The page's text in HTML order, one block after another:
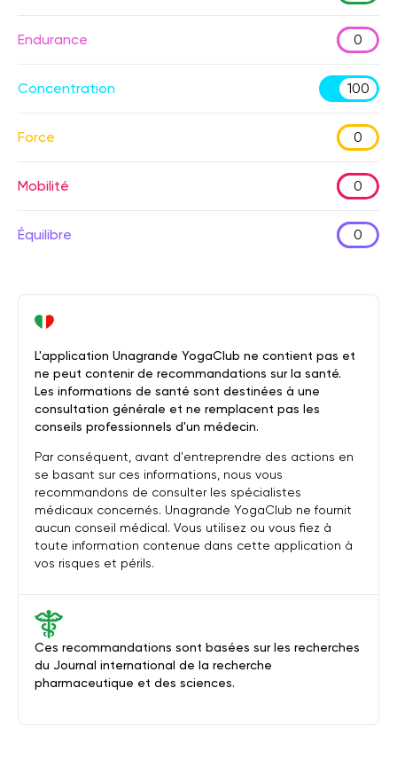
Endurance 0
Concentration 100
Force 0
Mobilité 0
Équilibre 0
Ces recommandations sont basées sur les recherches
du Journal international de la recherche
pharmaceutique et des sciences.
L'application Unagrande YogaClub ne contient pas et
ne peut contenir de recommandations sur la santé.
Les informations de santé sont destinées à une
consultation générale et ne remplacent pas les
conseils professionnels d'un médecin.
Par conséquent, avant d'entreprendre des actions en
se basant sur ces informations, nous vous
recommandons de consulter les spécialistes
médicaux concernés. Unagrande YogaClub ne fournit
aucun conseil médical. Vous utilisez ou vous fiez à
toute information contenue dans cette application à
vos risques et périls.